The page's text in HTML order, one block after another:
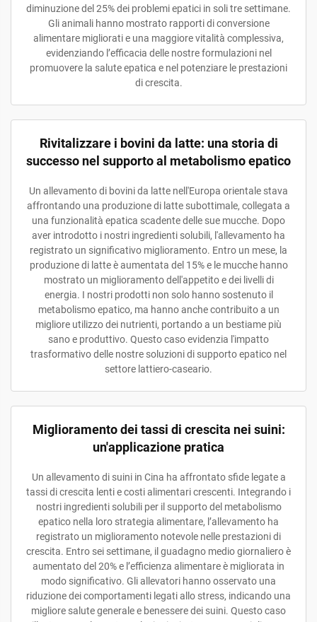
diminuzione del 25% dei problemi epatici in soli tre settimane.
Gli animali hanno mostrato rapporti di conversione
alimentare migliorati e una maggiore vitalità complessiva,
evidenziando l’efficacia delle nostre formulazioni nel
promuovere la salute epatica e nel potenziare le prestazioni
di crescita.
Rivitalizzare i bovini da latte: una storia di
successo nel supporto al metabolismo epatico
Un allevamento di bovini da latte nell'Europa orientale stava
affrontando una produzione di latte subottimale, collegata a
una funzionalità epatica scadente delle sue mucche. Dopo
aver introdotto i nostri ingredienti solubili, l'allevamento ha
registrato un significativo miglioramento. Entro un mese, la
produzione di latte è aumentata del 15% e le mucche hanno
mostrato un miglioramento dell'appetito e dei livelli di
energia. I nostri prodotti non solo hanno sostenuto il
metabolismo epatico, ma hanno anche contribuito a un
migliore utilizzo dei nutrienti, portando a un bestiame più
sano e produttivo. Questo caso evidenzia l'impatto
trasformativo delle nostre soluzioni di supporto epatico nel
settore lattiero-caseario.
Miglioramento dei tassi di crescita nei suini:
un'applicazione pratica
Un allevamento di suini in Cina ha affrontato sfide legate a
tassi di crescita lenti e costi alimentari crescenti. Integrando i
nostri ingredienti solubili per il supporto del metabolismo
epatico nella loro strategia alimentare, l’allevamento ha
registrato un miglioramento notevole nelle prestazioni di
crescita. Entro sei settimane, il guadagno medio giornaliero è
aumentato del 20% e l’efficienza alimentare è migliorata in
modo significativo. Gli allevatori hanno osservato una
riduzione dei comportamenti legati allo stress, indicando una
migliore salute generale e benessere dei suini. Questo caso